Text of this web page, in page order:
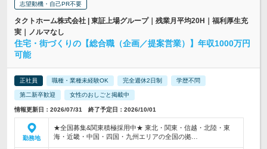
志望動機・自己PR不要
タクトホーム株式会社 | 東証上場グループ｜残業月平均20H｜福利厚生充
実｜ノルマなし
住宅・街づくりの【総合職（企画／提案営業）】年収1000万円
可能
正社員 職種・業種未経験OK 完全週休2日制 学歴不問
第二新卒歓迎 女性のおしごと掲載中
情報更新日：2026/07/31 終了予定日：2026/10/01
勤務地
★全国募集&関東積極採用中★ 東北・関東・信越・北陸・東
海・近畿・中国・四国・九州エリアの全国の拠…